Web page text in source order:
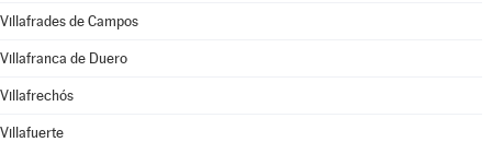
Villafrades de Campos
Villafranca de Duero
Villafrechós
Villafuerte